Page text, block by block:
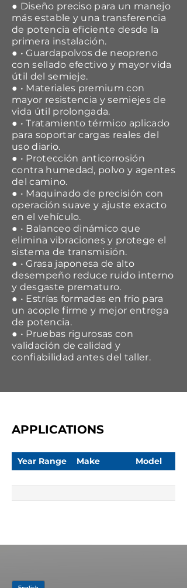
● Diseño preciso para un manejo
más estable y una transferencia
de potencia eficiente desde la
primera instalación.
● • Guardapolvos de neopreno
con sellado efectivo y mayor vida
útil del semieje.
● • Materiales premium con
mayor resistencia y semiejes de
vida útil prolongada.
● • Tratamiento térmico aplicado
para soportar cargas reales del
uso diario.
● • Protección anticorrosión
contra humedad, polvo y agentes
del camino.
● • Maquinado de precisión con
operación suave y ajuste exacto
en el vehículo.
● • Balanceo dinámico que
elimina vibraciones y protege el
sistema de transmisión.
● • Grasa japonesa de alto
desempeño reduce ruido interno
y desgaste prematuro.
● • Estrías formadas en frío para
un acople firme y mejor entrega
de potencia.
● • Pruebas rigurosas con
validación de calidad y
confiabilidad antes del taller.
APPLICATIONS
Year Range Make Model